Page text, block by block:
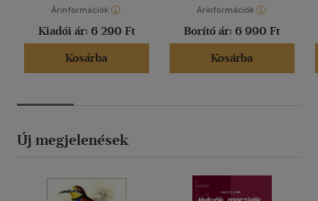
Árinformációk
Kiadói ár: 6 290 Ft
Kosárba
Árinformációk
Borító ár: 6 990 Ft
Kosárba
Új megjelenések